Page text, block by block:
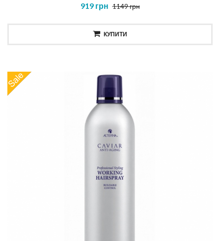
919 грн 1149 грн
КУПИТИ